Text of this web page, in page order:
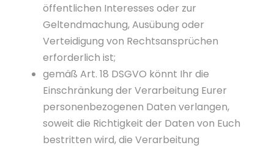
öffentlichen Interesses oder zur
Geltendmachung, Ausübung oder
Verteidigung von Rechtsansprüchen
erforderlich ist;
gemäß Art. 18 DSGVO könnt Ihr die
Einschränkung der Verarbeitung Eurer
personenbezogenen Daten verlangen,
soweit die Richtigkeit der Daten von Euch
bestritten wird, die Verarbeitung